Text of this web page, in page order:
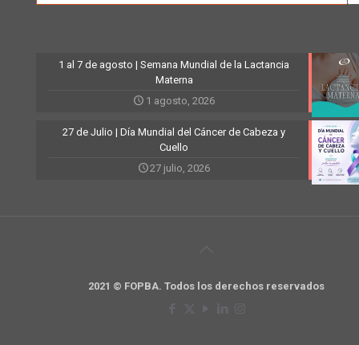
1 al 7 de agosto | Semana Mundial de la Lactancia
Materna
1 agosto, 2026
27 de Julio | Día Mundial del Cáncer de Cabeza y
Cuello
27 julio, 2026
2021 © FOPBA. Todos los derechos reservados